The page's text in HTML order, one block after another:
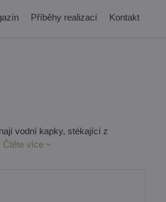
Příběhy realizací Kontakt
vodní kapky, stékající z
Čtěte více